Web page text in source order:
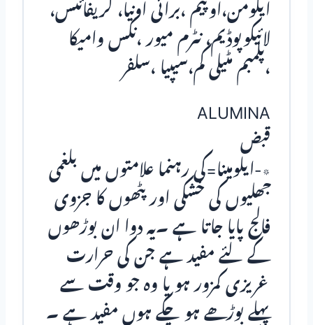
ایلومن،اوپیم ،برائی اونیا، گریفائٹس،
لائیکوپوڈیم، نٹرم میور ،نکس وامیکا
،پلمبم مٹیلی کم،سیپیا ،سلفر
ALUMINA
قبض
٭-ایلومینا=کی رہنما علامتوں میں بلغمی
جھلیوں کی خشکی اور پٹھوں کا جزوی
فالج پایا جاتا ہے ۔یہ دوا ان بوڑھوں
کے لئے مفید ہے جن کی حرارت
غریزی کمزور ہو یا وہ جو وقت سے
پہلے بوڑھے ہو چکے ہوں مفید ہے ۔